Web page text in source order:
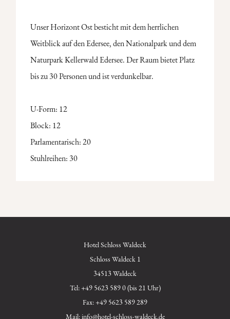
Unser Horizont Ost besticht mit dem herrlichen
Weitblick auf den Edersee, den Nationalpark und dem
Naturpark Kellerwald Edersee. Der Raum bietet Platz
bis zu 30 Personen und ist verdunkelbar.
U-Form: 12
Block: 12
Parlamentarisch: 20
Stuhlreihen: 30
Hotel Schloss Waldeck
Schloss Waldeck 1
34513 Waldeck
Tel:+49 5623 589 0 (bis 21 Uhr)
Fax: +49 5623 589 289
Mail:info@hotel-schloss-waldeck.de